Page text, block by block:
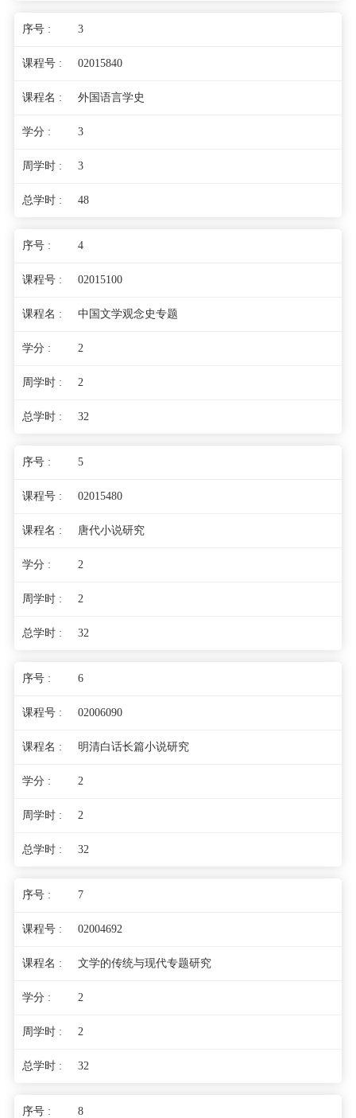
3
02015840
外国语言学史
3
3
48
4
02015100
中国文学观念史专题
2
2
32
5
02015480
唐代小说研究
2
2
32
6
02006090
明清白话长篇小说研究
2
2
32
7
02004692
文学的传统与现代专题研究
2
2
32
8